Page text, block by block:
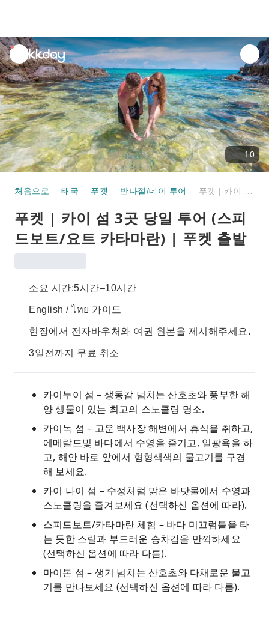
unread
notifications
10
처음으로 태국 푸켓 반나절/데이 투어
푸켓 | 카이 섬 3곳 당일 투어 (스피
드보트/요트 카타마란) | 푸켓 출발
소요 시간:5시간–10시간
English / ไทย 가이드
현장에서 전자바우처와 여권 원본을 제시해주세요.
3일전까지 무료 취소
카이누이 섬 – 생동감 넘치는 산호초와 풍부한 해
양 생물이 있는 최고의 스노클링 명소.
카이녹 섬 – 고운 백사장 해변에서 휴식을 취하고,
에메랄드빛 바다에서 수영을 즐기고, 일광욕을 하
고, 해안 바로 앞에서 형형색색의 물고기를 구경
해 보세요.
카이 나이 섬 – 수정처럼 맑은 바닷물에서 수영과
스노클링을 즐겨보세요 (선택하신 옵션에 따라).
스피드보트/카타마란 체험 – 바다 미끄럼틀을 타
는 듯한 스릴과 부드러운 승차감을 만끽하세요
(선택하신 옵션에 따라 다름).
마이톤 섬 – 생기 넘치는 산호초와 다채로운 물고
기를 만나보세요 (선택하신 옵션에 따라 다름).